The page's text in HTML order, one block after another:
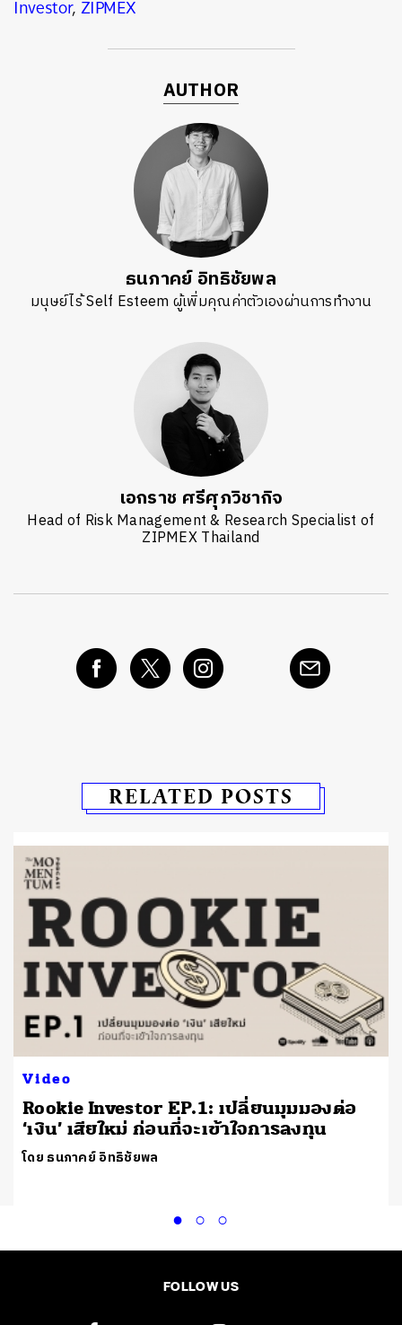
Investor,ZIPMEX
AUTHOR
ธนภาคย์ อิทธิชัยพล
มนุษย์ไร้ Self Esteem ผู้เพิ่มคุณค่าตัวเองผ่านการทำงาน
เอกราช ศรีศุภวิชากิจ
Head of Risk Management & Research Specialist of
ZIPMEX Thailand
RELATED POSTS
Video
Rookie Investor EP.1: เปลี่ยนมุมมองต่อ
‘เงิน’ เสียใหม่ ก่อนที่จะเข้าใจการลงทุน
โดย ธนภาคย์ อิทธิชัยพล
FOLLOW US
TWEET LINE